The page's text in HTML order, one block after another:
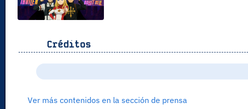
Créditos
Ver más contenidos en la sección de prensa